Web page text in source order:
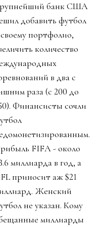
банк США
добавить футбол
портфолио,
количество
в два с
раза (с 200 до
Финансисты сочли
FIFA - около
миллиарда в год, а
приносит аж $21
Женский
не указан. Кому
миллиарды